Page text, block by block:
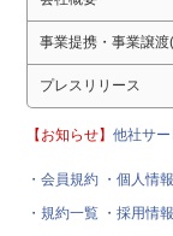
事業提携・事業譲渡
プレスリリース
【お知らせ】他社サ
・会員規約 ・個人情
・規約一覧 ・採用情報